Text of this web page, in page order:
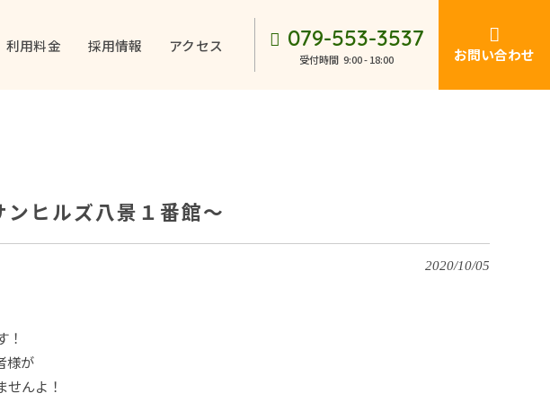
利用料金 採用情報 アクセス 079-553-3537
受付時間 9:00 - 18:00 お問い合わせ
ヒルズ八景１番館～
2020/10/05
！
様が
んよ！